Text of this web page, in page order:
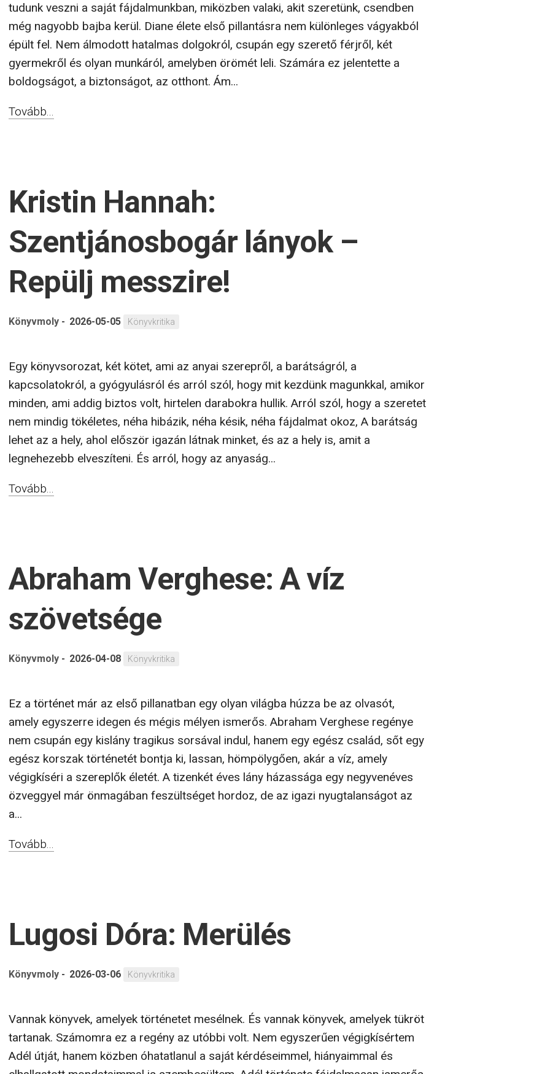
törékenységről és arról, milyen könnyen el tudunk veszni a
saját fájdalmunkban, miközben valaki, akit szeretünk,
csendben még nagyobb bajba kerül. Diane élete első
pillantásra nem különleges vágyakból épült fel. Nem
álmodott hatalmas dolgokról, csupán egy szerető férjről,
Számára ez jelentette a boldogságot, a biztonságot, az
Kristin Hannah:
Szentjánosbogár lányok –
Repülj messzire!
Könyvmoly- 2026-05-05 Könyvkritika
Egy könyvsorozat, két kötet, ami az anyai szerepről, a barátságról, a
kapcsolatokról, a gyógyulásról és arról szól, hogy mit kezdünk magunkkal, amikor
minden, ami addig biztos volt, hirtelen darabokra hullik. Arról szól, hogy a szeretet
Tovább...
Abraham Verghese: A víz
szövetsége
Könyvmoly-2026-04-08 Könyvkritika
Ez a történet már az első pillanatban egy olyan világba húzza be az olvasót,
amely egyszerre idegen és mégis mélyen ismerős. Abraham Verghese regénye
nem csupán egy kislány tragikus sorsával indul, hanem egy egész család, sőt egy
egész korszak történetét bontja ki, lassan, hömpölygően, akár a víz, amely
Tovább...
Lugosi Dóra: Merülés
Könyvmoly- 2026-03-06 Könyvkritika